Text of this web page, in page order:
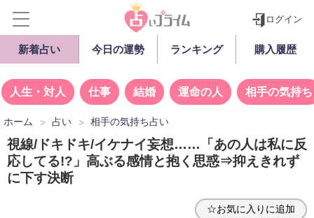
ログイン
新着占い 今日の運勢 ランキング 購入履歴
人生・対人 仕事 結婚 運命の人 相手の気持ち
ホーム 占い 相手の気持ち占い
視線/ドキドキ/イケナイ妄想……「あの人は私に反
応してる!?」高ぶる感情と抱く思惑⇒抑えきれず
に下す決断
☆お気に入りに追加